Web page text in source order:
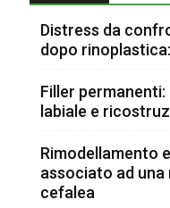
Distress da
dopo
Filler
labiale e
Rimodellamento
associato ad una
cefalea